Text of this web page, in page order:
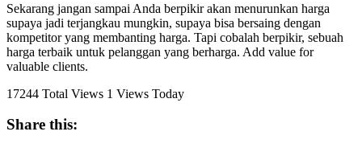
Sekarang jangan sampai Anda berpikir akan menurunkan harga
supaya jadi terjangkau mungkin, supaya bisa bersaing dengan
kompetitor yang membanting harga. Tapi cobalah berpikir, sebuah
harga terbaik untuk pelanggan yang berharga. Add value for
valuable clients.
17244 Total Views 1 Views Today
Share this: